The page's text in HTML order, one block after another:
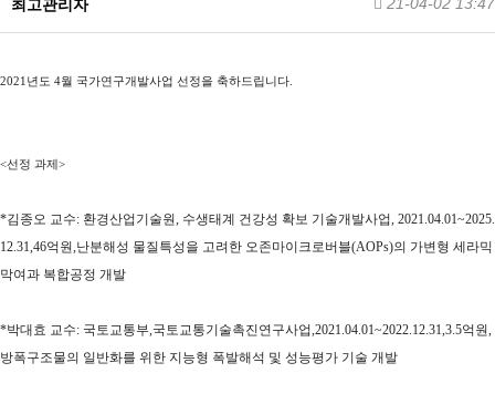
최고관리자
2021년도 4월 국가연구개발사업 선정을 축하드립니다.
<선정 과제>
*김종오 교수: 환경산업기술원, 수생태계 건강성 확보 기술개발사업, 2021.04.01~2025.
12.31,46억원,난분해성 물질특성을 고려한 오존마이크로버블(AOPs)의 가변형 세라믹
막여과 복합공정 개발
*박대효 교수: 국토교통부,국토교통기술촉진연구사업,2021.04.01~2022.12.31,3.5억원,
방폭구조물의 일반화를 위한 지능형 폭발해석 및 성능평가 기술 개발